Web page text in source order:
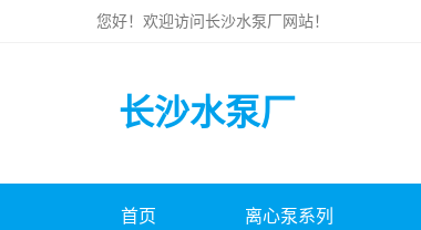
您好！欢迎访问长沙水泵厂网站！
长沙水泵厂
首页 离心泵系列